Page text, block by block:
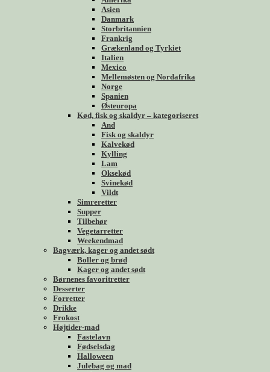
Asien
Danmark
Storbritannien
Frankrig
Grækenland og Tyrkiet
Italien
Mexico
Mellemøsten og Nordafrika
Norge
Spanien
Østeuropa
Kød, fisk og skaldyr – kategoriseret
And
Fisk og skaldyr
Kalvekød
Kylling
Lam
Oksekød
Svinekød
Vildt
Simreretter
Supper
Tilbehør
Vegetarretter
Weekendmad
Bagværk, kager og andet sødt
Boller og brød
Kager og andet sødt
Børnenes favoritretter
Desserter
Forretter
Drikke
Frokost
Højtider-mad
Fastelavn
Fødselsdag
Halloween
Julebag og mad